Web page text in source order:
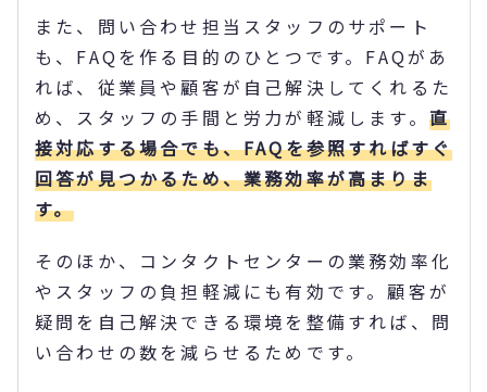
また、問い合わせ担当スタッフのサポート
も、FAQを作る目的のひとつです。FAQがあ
れば、従業員や顧客が自己解決してくれるた
め、スタッフの手間と労力が軽減します。 直
接対応する場合でも、FAQを参照すればすぐ
回答が見つかるため、業務効率が高まりま
す。
そのほか、コンタクトセンターの業務効率化
やスタッフの負担軽減にも有効です。顧客が
疑問を自己解決できる環境を整備すれば、問
い合わせの数を減らせるためです。